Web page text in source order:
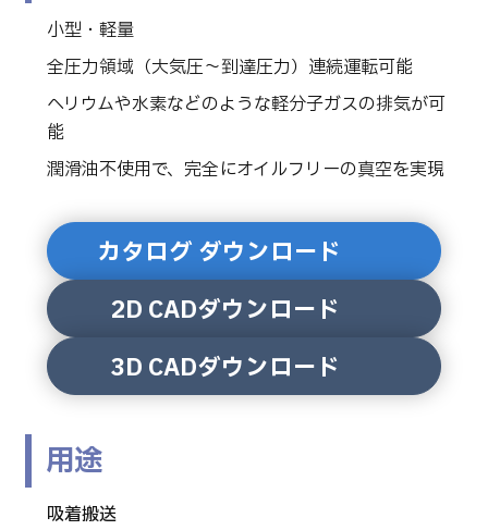
小型・軽量
全圧力領域（大気圧～到達圧力）連続運転可能
ヘリウムや水素などのような軽分子ガスの排気が可
能
潤滑油不使用で、完全にオイルフリーの真空を実現
カタログ ダウンロード
2D CADダウンロード
3D CADダウンロード
用途
吸着搬送